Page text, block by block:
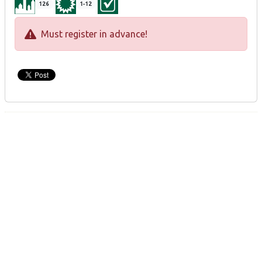
126 1-12
Must register in advance!